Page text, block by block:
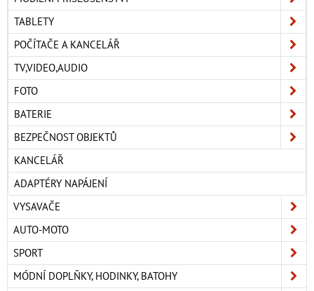
TABLETY
POČÍTAČE A KANCELÁŘ
TV,VIDEO,AUDIO
FOTO
BATERIE
BEZPEČNOST OBJEKTŮ
KANCELÁŘ
ADAPTÉRY NAPÁJENÍ
VYSAVAČE
AUTO-MOTO
SPORT
MÓDNÍ DOPLŇKY, HODINKY, BATOHY